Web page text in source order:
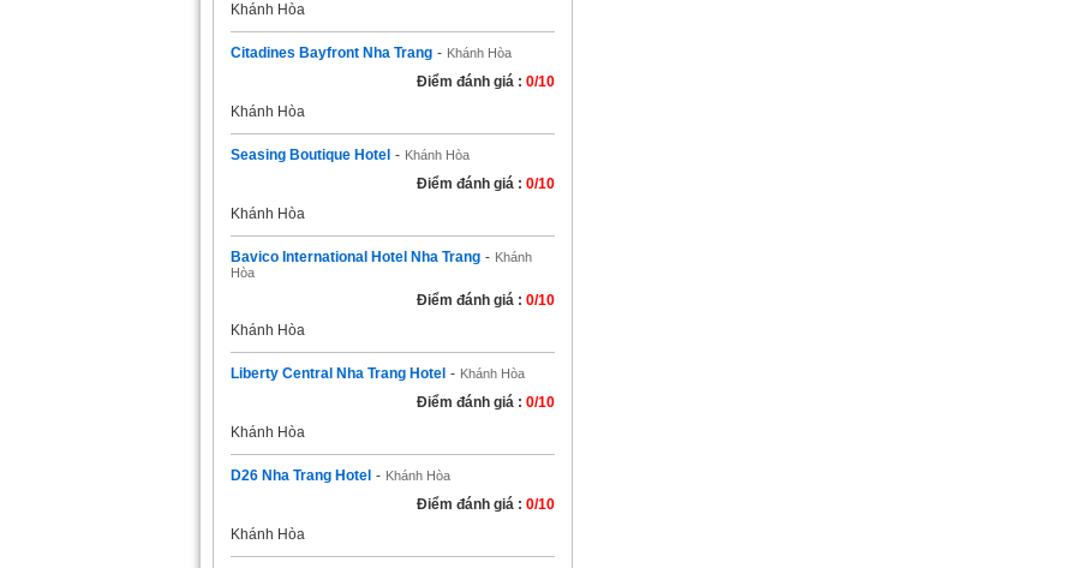
Khánh Hòa
Citadines Bayfront Nha Trang - Khánh Hòa
Điểm đánh giá : 0/10
Khánh Hòa
Seasing Boutique Hotel - Khánh Hòa
Điểm đánh giá : 0/10
Khánh Hòa
Bavico International Hotel Nha Trang - Khánh
Hòa
Điểm đánh giá : 0/10
Khánh Hòa
Liberty Central Nha Trang Hotel - Khánh Hòa
Điểm đánh giá : 0/10
Khánh Hòa
D26 Nha Trang Hotel - Khánh Hòa
Điểm đánh giá : 0/10
Khánh Hòa